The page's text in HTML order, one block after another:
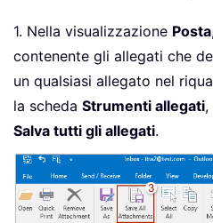
1. Nella visualizzazione Posta
contenente gli allegati che
un qualsiasi allegato nel
la scheda Strumenti allegati,
Salva tutti gli allegati.